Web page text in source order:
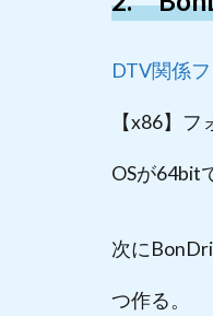
DTV関係
【x86】
OSが64bit
次に
つ作る。